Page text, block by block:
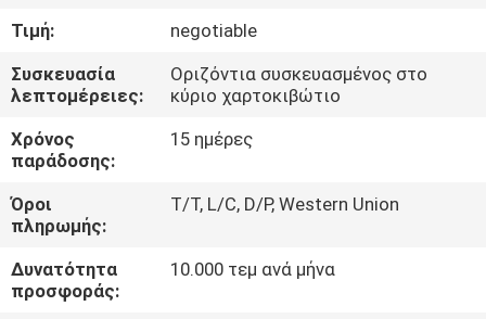
ΈΛΕΓΧΟΣ
ΜΑΣ
ΕΛΆΤΕ
ΣΕ
ΕΠΑΦΉ
ΜΕ
Τιμή:
negotiable
Συσκευασία
λεπτομέρειες:
Οριζόντια συσκευασμένος στο
κύριο χαρτοκιβώτιο
Χρόνος
παράδοσης:
15 ημέρες
Όροι
πληρωμής:
T/T, L/C, D/P, Western Union
Δυνατότητα
προσφοράς:
10.000 τεμ ανά μήνα